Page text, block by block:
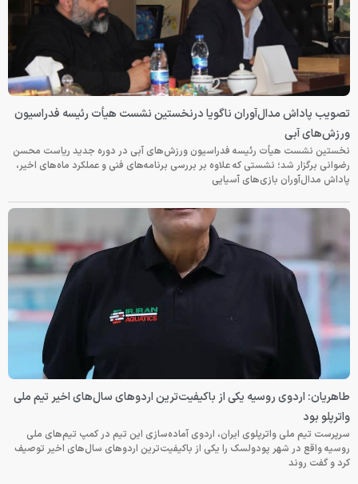
تصویب پاداش مدال‌آوران ناگویا درنخستین نشست هیأت رئیسه فدراسیون
ورزش‌های آبی
نخستین نشست هیأت رئیسه فدراسیون ورزش‌های آبی در دوره جدید ریاست محسن
رضوانی برگزار شد؛ نشستی که علاوه بر بررسی برنامه‌های فنی و عملکرد ماه‌های اخیر،
پاداش مدال‌آوران بازی‌های آسیایی
طاهریان: اردوی روسیه یکی از باکیفیت‌ترین اردوهای سال‌های اخیر تیم ملی
واترپلو بود
سرپرست تیم ملی واترپلوی ایران، اردوی آماده‌سازی این تیم در کمپ تیم‌های ملی
روسیه واقع در شهر پودولسک را یکی از باکیفیت‌ترین اردوهای سال‌های اخیر توصیف
کرد و گفت روند